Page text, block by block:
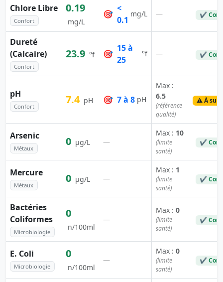
Chlore Libre
Confort
0.19
mg/L
🎯
<
0.1
mg/L — ✔
Dureté
(Calcaire)
Confort
23.9 °f 🎯
15 à
25
°f — ✔
pH
Confort
7.4 pH 🎯 7 à 8 pH
Max :
6.5
(référence
qualité)
⚠️ À
Arsenic
Métaux
0 µg/L —
Max : 10
(limite
santé)
✔
Mercure
Métaux
0 µg/L —
Max : 1
(limite
santé)
✔
Bactéries
Coliformes
Microbiologie
0
n/100ml
—
Max : 0
(limite
santé)
✔
E. Coli
Microbiologie
0
n/100ml
—
Max : 0
(limite
santé)
✔